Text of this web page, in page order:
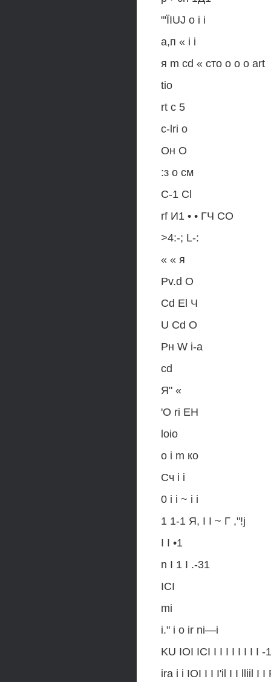
"'ÏIUJ о i i
а,п « i i
я m cd « сто о о о art
tio
rt с 5
c-lri о
Он О
:з о см
С-1 Cl
rf И1 • • ГЧ СО
>4:-; L-:
« « я
Pv.d О
Cd El Ч
U Cd О
Рн W i-a
cd
Я" «
'О ri EH
loio
о i m ко
Сч i i
0 i i ~ i i
1 1-1 Я, I I ~ Г ,"!j
I I •1
n I 1 I .-31
ICI
mi
i." i о ir ni—i
KU IOI ICI I I I I I I I I -1
ira i i IOI I I I'il I I lliil I